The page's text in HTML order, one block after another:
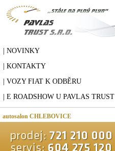
| NOVINKY
| KONTAKTY
| VOZY FIAT K ODBĚRU
| E ROADSHOW U PAVLAS TRUST
autosalon CHLEBOVICE